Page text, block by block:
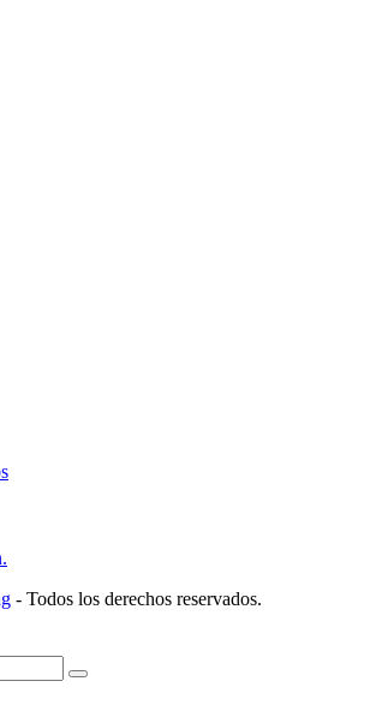
- Todos los derechos reservados.